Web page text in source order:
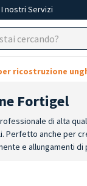
I nostri Servizi
ricostruzione
Fortigel
di alta
Perfetto anche per
e allungamenti di